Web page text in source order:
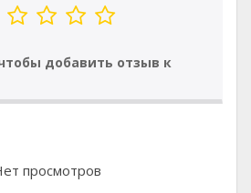
добавить отзыв к
просмотров